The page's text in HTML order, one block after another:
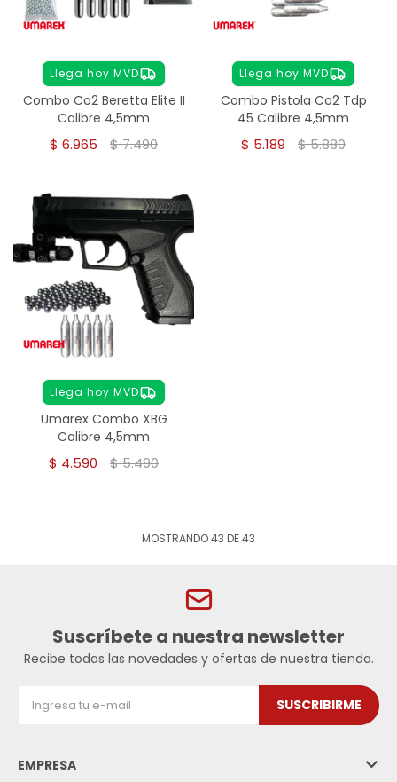
Llega hoy MVD
Combo Co2 Beretta Elite II
Calibre 4,5mm
$ 6.965 $7.490
Llega hoy MVD
Combo Pistola Co2 Tdp
45 Calibre 4,5mm
$ 5.189 $5.880
Llega hoy MVD
Umarex Combo XBG
Calibre 4,5mm
$ 4.590 $5.490
MOSTRANDO43 DE43
Suscríbete a nuestra newsletter
Recibe todas las novedades y ofertas de nuestra tienda.
SUSCRIBIRME
EMPRESA